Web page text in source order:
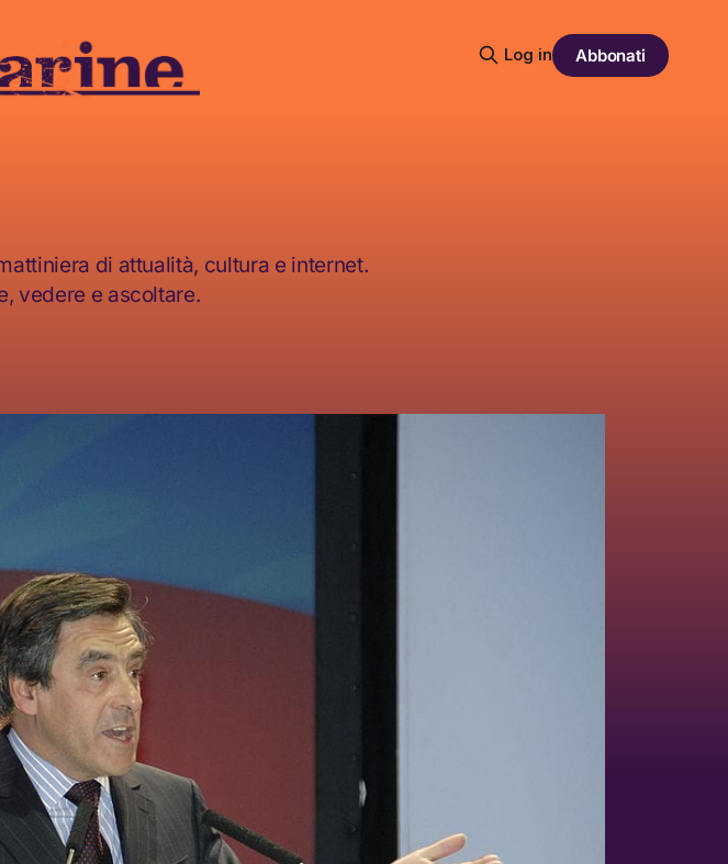
Log in Abbonati
di attualità, cultura e internet.
vedere e ascoltare.